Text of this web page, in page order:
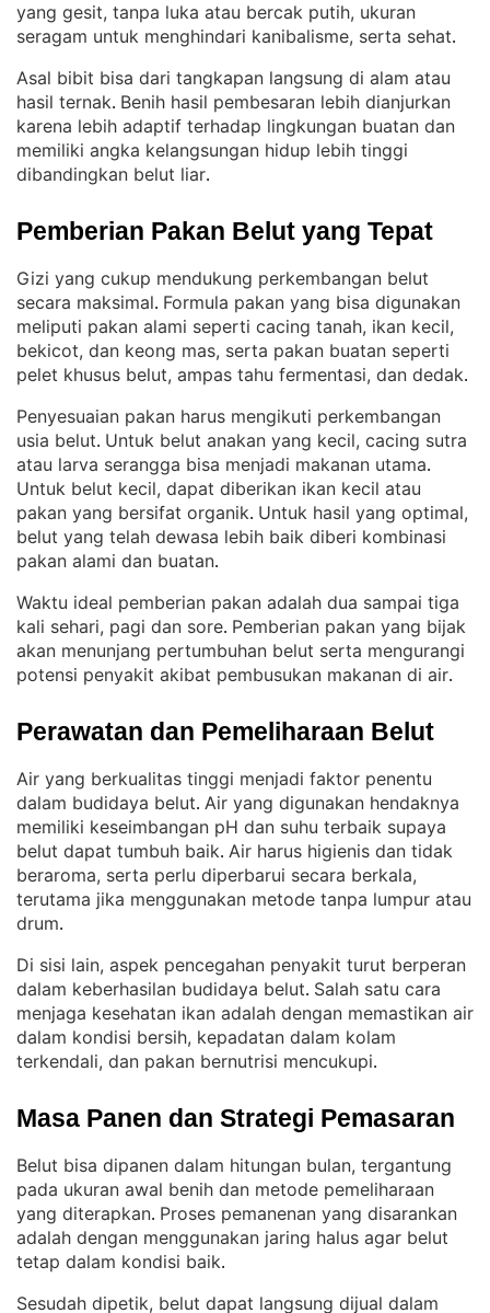
yang gesit, tanpa luka atau bercak putih, ukuran
seragam untuk menghindari kanibalisme, serta sehat.
Asal bibit bisa dari tangkapan langsung di alam atau
hasil ternak. Benih hasil pembesaran lebih dianjurkan
karena lebih adaptif terhadap lingkungan buatan dan
memiliki angka kelangsungan hidup lebih tinggi
dibandingkan belut liar.
Pemberian Pakan Belut yang Tepat
Gizi yang cukup mendukung perkembangan belut
secara maksimal. Formula pakan yang bisa digunakan
meliputi pakan alami seperti cacing tanah, ikan kecil,
bekicot, dan keong mas, serta pakan buatan seperti
pelet khusus belut, ampas tahu fermentasi, dan dedak.
Penyesuaian pakan harus mengikuti perkembangan
usia belut. Untuk belut anakan yang kecil, cacing sutra
atau larva serangga bisa menjadi makanan utama
Untuk belut kecil, dapat diberikan ikan kecil atau
pakan yang bersifat organik. Untuk hasil yang optimal,
belut yang telah dewasa lebih baik diberi kombinasi
pakan alami dan buatan.
Waktu ideal pemberian pakan adalah dua sampai tiga
kali sehari, pagi dan sore. Pemberian pakan yang bijak
akan menunjang pertumbuhan belut serta mengurangi
potensi penyakit akibat pembusukan makanan di air.
Perawatan dan Pemeliharaan Belut
Air yang berkualitas tinggi menjadi faktor penentu
dalam budidaya belut. Air yang digunakan hendaknya
memiliki keseimbangan pH dan suhu terbaik supaya
belut dapat tumbuh baik. Air harus higienis dan tidak
beraroma, serta perlu diperbarui secara berkala,
terutama jika menggunakan metode tanpa lumpur atau
drum.
Di sisi lain, aspek pencegahan penyakit turut berperan
dalam keberhasilan budidaya belut. Salah satu cara
menjaga kesehatan ikan adalah dengan memastikan air
dalam kondisi bersih, kepadatan dalam kolam
terkendali, dan pakan bernutrisi mencukupi.
Masa Panen dan Strategi Pemasaran
Belut bisa dipanen dalam hitungan bulan, tergantung
pada ukuran awal benih dan metode pemeliharaan
yang diterapkan. Proses pemanenan yang disarankan
adalah dengan menggunakan jaring halus agar belut
tetap dalam kondisi baik.
Sesudah dipetik, belut dapat langsung dijual dalam